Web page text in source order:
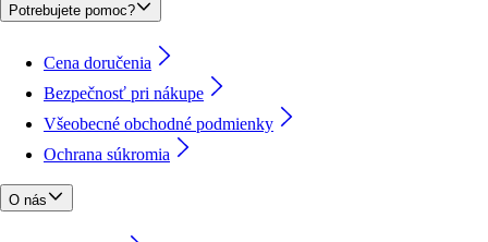
Potrebujete pomoc?
Cena doručenia
Bezpečnosť pri nákupe
Všeobecné obchodné podmienky
Ochrana súkromia
O nás